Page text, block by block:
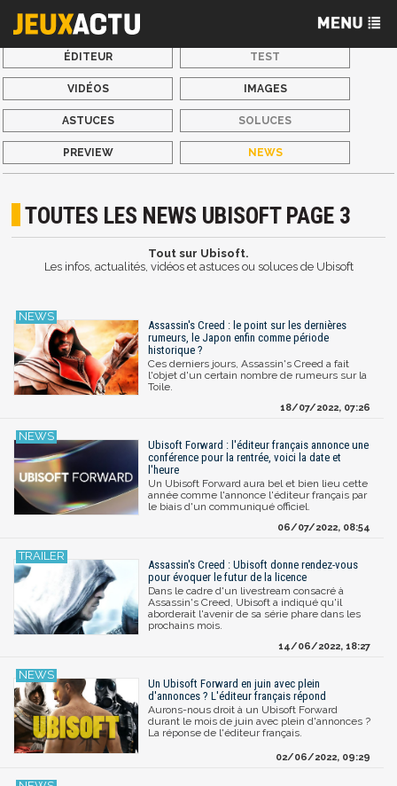
ÉDITEUR TEST
VIDÉOS IMAGES
ASTUCES SOLUCES
PREVIEW NEWS
TOUTES LES NEWS UBISOFT PAGE 3
Tout sur Ubisoft.
Les infos, actualités, vidéos et astuces ou soluces de Ubisoft
Assassin's Creed : le point sur les dernières
rumeurs, le Japon enfin comme période
historique ?
Ces derniers jours, Assassin's Creed a fait
l'objet d'un certain nombre de rumeurs sur la
Toile.
18/07/2022, 07:26
Ubisoft Forward : l'éditeur français annonce une
conférence pour la rentrée, voici la date et
l'heure
Un Ubisoft Forward aura bel et bien lieu cette
année comme l'annonce l'éditeur français par
le biais d'un communiqué officiel.
06/07/2022, 08:54
Assassin's Creed : Ubisoft donne rendez-vous
pour évoquer le futur de la licence
Dans le cadre d'un livestream consacré à
Assassin's Creed, Ubisoft a indiqué qu'il
aborderait l'avenir de sa série phare dans les
prochains mois.
14/06/2022, 18:27
Un Ubisoft Forward en juin avec plein
d'annonces ? L'éditeur français répond
Aurons-nous droit à un Ubisoft Forward
durant le mois de juin avec plein d'annonces ?
La réponse de l'éditeur français.
02/06/2022, 09:29